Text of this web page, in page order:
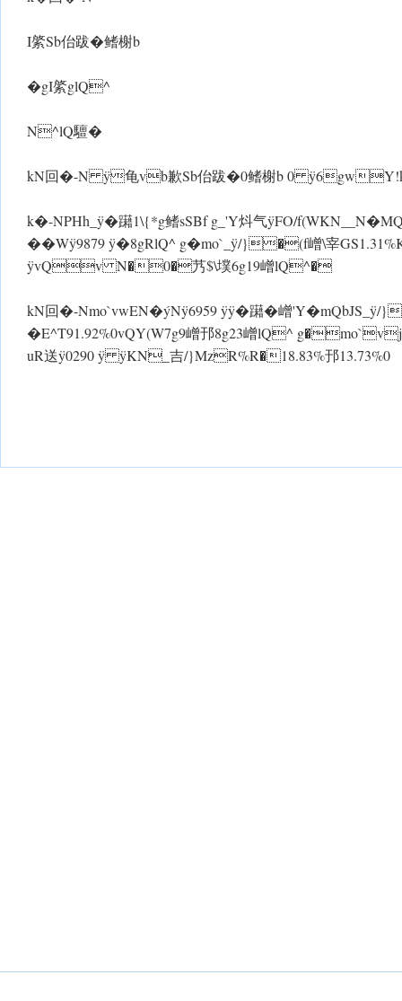
I綮Sb佁跋�鳍榭b
�gI綮glQ^
N^lQ驙�
kN回�-N ÿ龟vb歉Sb佁跋� 0鳍榭b 0
k�-N PHh_ ÿ�躤1\{*g鳍sSBf g_'Y炓气 ÿFO/f(WKN__N�MQ舸
��Wÿ9879 ÿ�8gRlQ^ g�mo`_ ÿ/}�(f嶒\宰
ÿvQv N�0�艿$\墣6g19嶒lQ^�
kN回�-Nmo`vwEN�ýNÿ6959 ÿ ÿ�躤�嶒'Y�mQbJS_
�E^T91.92%0vQY(W7g9嶒邘8g23嶒lQ^
uR送ÿ0290 ÿ ÿKN_吉/}MzR%R�18.83%邘13.73%0